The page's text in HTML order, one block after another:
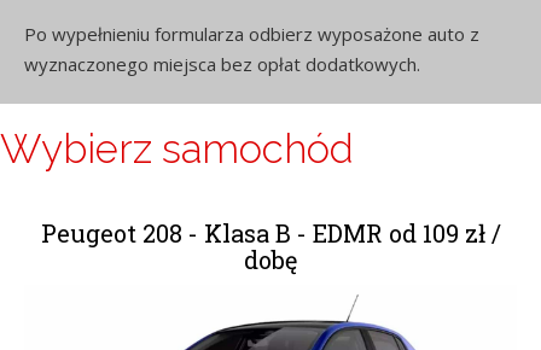
Po wypełnieniu formularza odbierz wyposażone auto z
wyznaczonego miejsca bez opłat dodatkowych.
Wybierz samochód
Peugeot 208 - Klasa B - EDMR od 109 zł /
dobę